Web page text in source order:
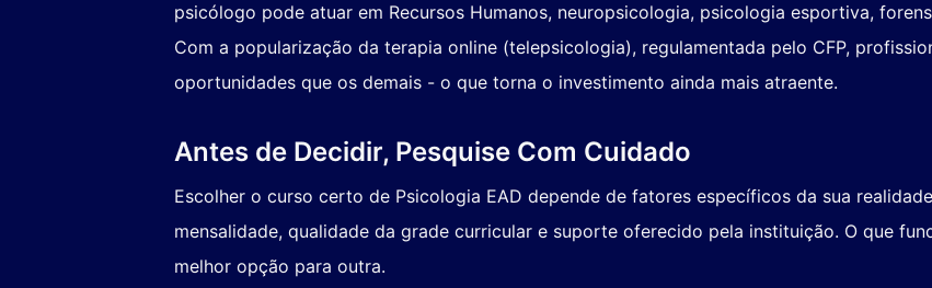
psicólogo pode atuar em Recursos Humanos, neuropsicologia, psicologia esportiva,
Com a popularização da terapia online (telepsicologia), regulamentada pelo CFP,
oportunidades que os demais - o que torna o investimento ainda mais atraente.
Antes de Decidir, Pesquise Com Cuidado
Escolher o curso certo de Psicologia EAD depende de fatores específicos da sua
mensalidade, qualidade da grade curricular e suporte oferecido pela instituição. O que
melhor opção para outra.